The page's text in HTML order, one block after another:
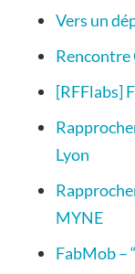
Vers un
Rencontre
[RFFlabs]
Lyon
MYNE
FabMob –